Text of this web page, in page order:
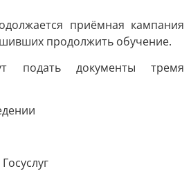
приёмная кампания
продолжить обучение.
подать документы тремя